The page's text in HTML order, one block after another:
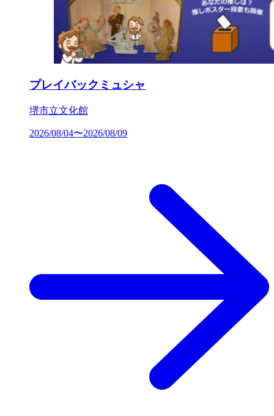
プレイバックミュシャ
堺市立文化館
2026/08/04〜2026/08/09